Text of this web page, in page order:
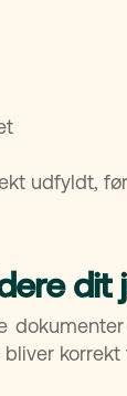
udfyldt,
dit